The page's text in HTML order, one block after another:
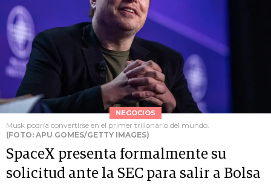
NEGOCIOS
Musk podría convertirse en el primer trillonario del mundo.
(FOTO: APU GOMES/GETTY IMAGES)
SpaceX presenta formalmente su
solicitud ante la SEC para salir a Bolsa